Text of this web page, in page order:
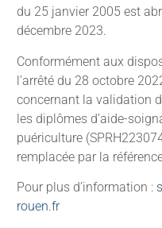
du 25 janvier 2005 est
décembre 2023.
Conformément aux
l’arrêté du 28 octobre
concernant la validation
les diplômes d’aide-
puériculture
remplacée par la
Pour plus d’information :
rouen.fr